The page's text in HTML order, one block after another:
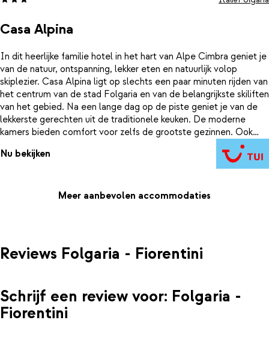
Casa Alpina
In dit heerlijke familie hotel in het hart van Alpe Cimbra geniet je
van de natuur, ontspanning, lekker eten en natuurlijk volop
skiplezier. Casa Alpina ligt op slechts een paar minuten rijden van
het centrum van de stad Folgaria en van de belangrijkste skiliften
van het gebied. Na een lange dag op de piste geniet je van de
lekkerste gerechten uit de traditionele keuken. De moderne
kamers bieden comfort voor zelfs de grootste gezinnen. Ook
wandelingen door de natuur georganiseerd en de allerkleinsten
vermaken zich in de miniclub! Sluit je ogen, ontspan..., je bent in
Nu bekijken
Meer aanbevolen accommodaties
Reviews Folgaria - Fiorentini
Schrijf een review voor: Folgaria -
Fiorentini